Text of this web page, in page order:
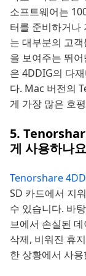
소프트웨어는
터를 준비하거
는 대부분의 고
을 보여주는 뛰
은 4DDIG의 다
다. Mac 버전의
게 가장 많은 호
5.
게 사용하나
Tenorshare
SD 카드에서 지
수 있습니다. 바
브에서 손실된
삭제, 비워진 휴
한 상황에서 사